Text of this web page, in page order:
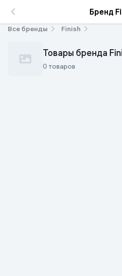
Бренд
Все бренды Finish
Товары бренда
0 товаров